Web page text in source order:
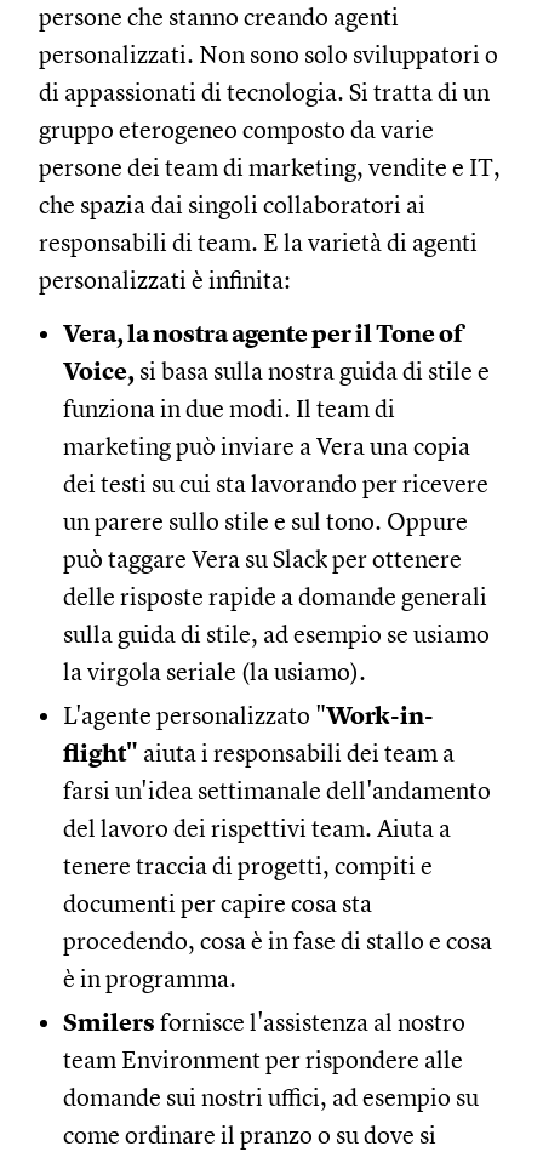
persone che stanno creando agenti
personalizzati. Non sono solo sviluppatori o
di appassionati di tecnologia. Si tratta di un
gruppo eterogeneo composto da varie
persone dei team di marketing, vendite e IT,
che spazia dai singoli collaboratori ai
responsabili di team. E la varietà di agenti
personalizzati è infinita:
Vera, la nostra agente per il Tone of
Voice, si basa sulla nostra guida di stile e
funziona in due modi. Il team di
marketing può inviare a Vera una copia
dei testi su cui sta lavorando per ricevere
un parere sullo stile e sul tono. Oppure
può taggare Vera su Slack per ottenere
delle risposte rapide a domande generali
sulla guida di stile, ad esempio se usiamo
la virgola seriale (la usiamo).
L'agente personalizzato "Work-in-
flight" aiuta i responsabili dei team a
farsi un'idea settimanale dell'andamento
del lavoro dei rispettivi team. Aiuta a
tenere traccia di progetti, compiti e
documenti per capire cosa sta
procedendo, cosa è in fase di stallo e cosa
è in programma.
Smilers fornisce l'assistenza al nostro
team Environment per rispondere alle
domande sui nostri uffici, ad esempio su
come ordinare il pranzo o su dove si